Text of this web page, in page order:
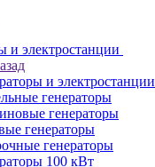
и электростанции
и электростанции
генераторы
генераторы
генераторы
генераторы
100 кВт